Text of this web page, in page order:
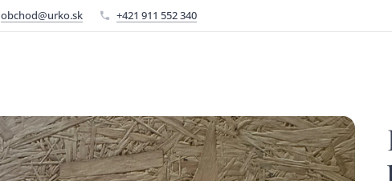
obchod@urko.sk +421 911 552 340